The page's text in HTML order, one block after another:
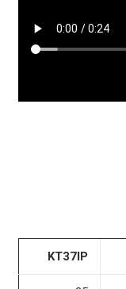
KT37IP